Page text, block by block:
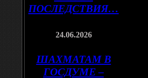
ПОСЛЕДСТВИЯ…
24.06.2026
ШАХМАТАМ В
ГОСДУМЕ –